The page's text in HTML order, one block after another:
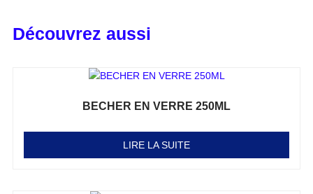
Découvrez aussi
BECHER EN VERRE 250ML
LIRE LA SUITE